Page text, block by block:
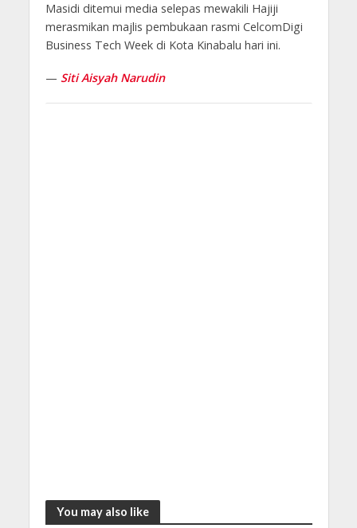
Masidi ditemui media selepas mewakili Hajiji
merasmikan majlis pembukaan rasmi CelcomDigi
Business Tech Week di Kota Kinabalu hari ini.
— Siti Aisyah Narudin
You may also like